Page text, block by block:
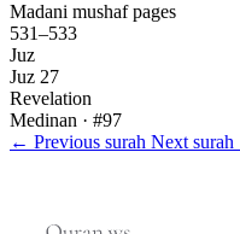
Madani mushaf pages
531–533
Juz
Juz 27
Revelation
Medinan · #97
← Previous surah Next surah